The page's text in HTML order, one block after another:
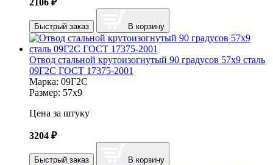
Быстрый заказ В корзину
Отвод стальной крутоизогнутый 90 градусов 57х9 сталь
09Г2С ГОСТ 17375-2001
Марка: 09Г2С
Размер: 57х9
Цена за штуку
3204 ₽
Быстрый заказ В корзину